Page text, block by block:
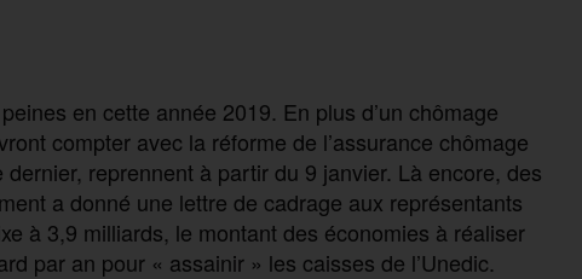
en cette année 2019. En plus d’un chômage
compter avec la réforme de l’assurance chômage
reprennent à partir du 9 janvier. Là encore, des
a donné une lettre de cadrage aux représentants
à 3,9 milliards, le montant des économies à réaliser
par an pour « assainir » les caisses de l’Unedic.